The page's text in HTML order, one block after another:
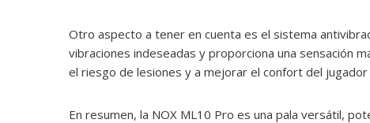
Otro aspecto a tener en cuenta es el sistema
vibraciones indeseadas y proporciona una sensación
el riesgo de lesiones y a mejorar el confort del
En resumen, la NOX ML10 Pro es una pala versátil,